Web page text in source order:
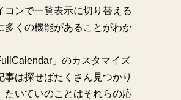
コンで一覧表示に切り替える
多くの機能があることがわか
」のカスタマイズ
事は探せばたくさん見つかり
たいていのことはそれらの応